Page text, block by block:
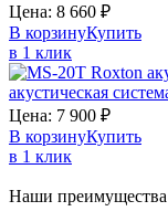
Цена: 8 660 ₽
В корзинуКупить
в 1 клик
акустическая
Цена: 7 900 ₽
В корзинуКупить
в 1 клик
Наши преимущества